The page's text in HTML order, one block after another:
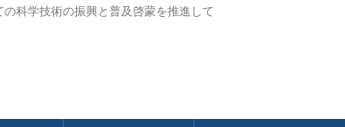
科学技術の振興と普及啓蒙を推進して